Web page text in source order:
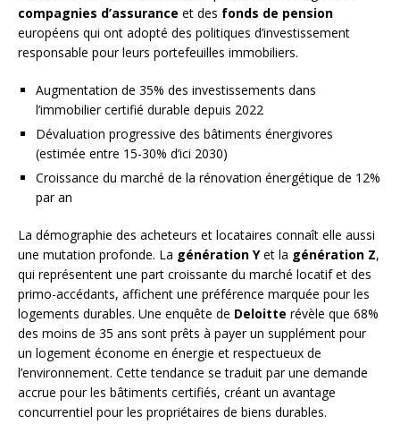
compagnies d’assurance et des fonds de pension
européens qui ont adopté des politiques d’investissement
responsable pour leurs portefeuilles immobiliers.
Augmentation de 35% des investissements dans
l’immobilier certifié durable depuis 2022
Dévaluation progressive des bâtiments énergivores
(estimée entre 15-30% d’ici 2030)
Croissance du marché de la rénovation énergétique de 12%
par an
La démographie des acheteurs et locataires connaît elle aussi
une mutation profonde. La génération Yet la génération Z,
qui représentent une part croissante du marché locatif et des
primo-accédants, affichent une préférence marquée pour les
logements durables. Une enquête de Deloitte révèle que 68%
des moins de 35 ans sont prêts à payer un supplément pour
un logement économe en énergie et respectueux de
l’environnement. Cette tendance se traduit par une demande
accrue pour les bâtiments certifiés, créant un avantage
concurrentiel pour les propriétaires de biens durables.